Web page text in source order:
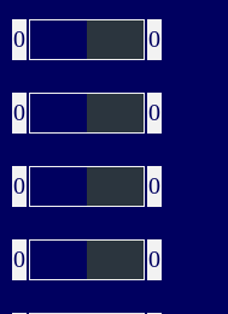
0
0
0
0
0
0
0
0